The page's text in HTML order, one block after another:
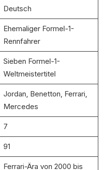
Deutsch
Ehemaliger Formel-1-
Rennfahrer
Sieben Formel-1-
Weltmeistertitel
Jordan, Benetton, Ferrari,
Mercedes
7
91
Ferrari-Ära von 2000 bis